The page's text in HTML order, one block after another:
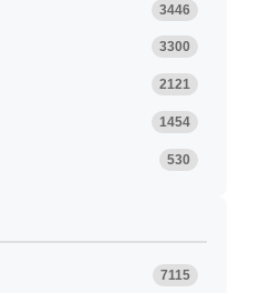
3446
3300
2121
1454
530
7115